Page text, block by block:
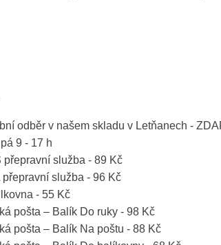
odběr v našem skladu v Letňanech -
9 - 17 h
přepravní služba - 89 Kč
přepravní služba - 96 Kč
- 55 Kč
pošta – Balík Do ruky - 98 Kč
pošta – Balík Na poštu - 88 Kč